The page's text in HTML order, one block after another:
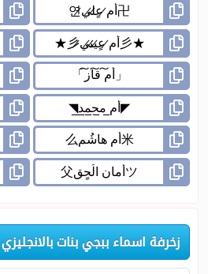
زخرفة اسماء ببجي بنات بالانجليزي